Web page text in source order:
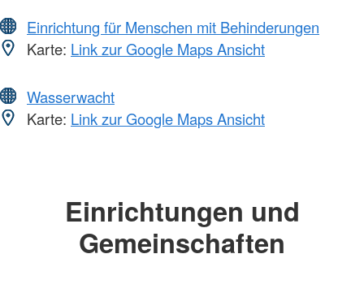
Einrichtung für Menschen mit Behinderungen
Karte: Link zur Google Maps Ansicht
Wasserwacht
Karte: Link zur Google Maps Ansicht
Einrichtungen und
Gemeinschaften